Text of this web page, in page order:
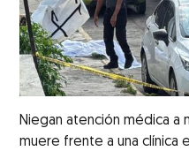
Niegan atención médica a
muere frente a una clínica